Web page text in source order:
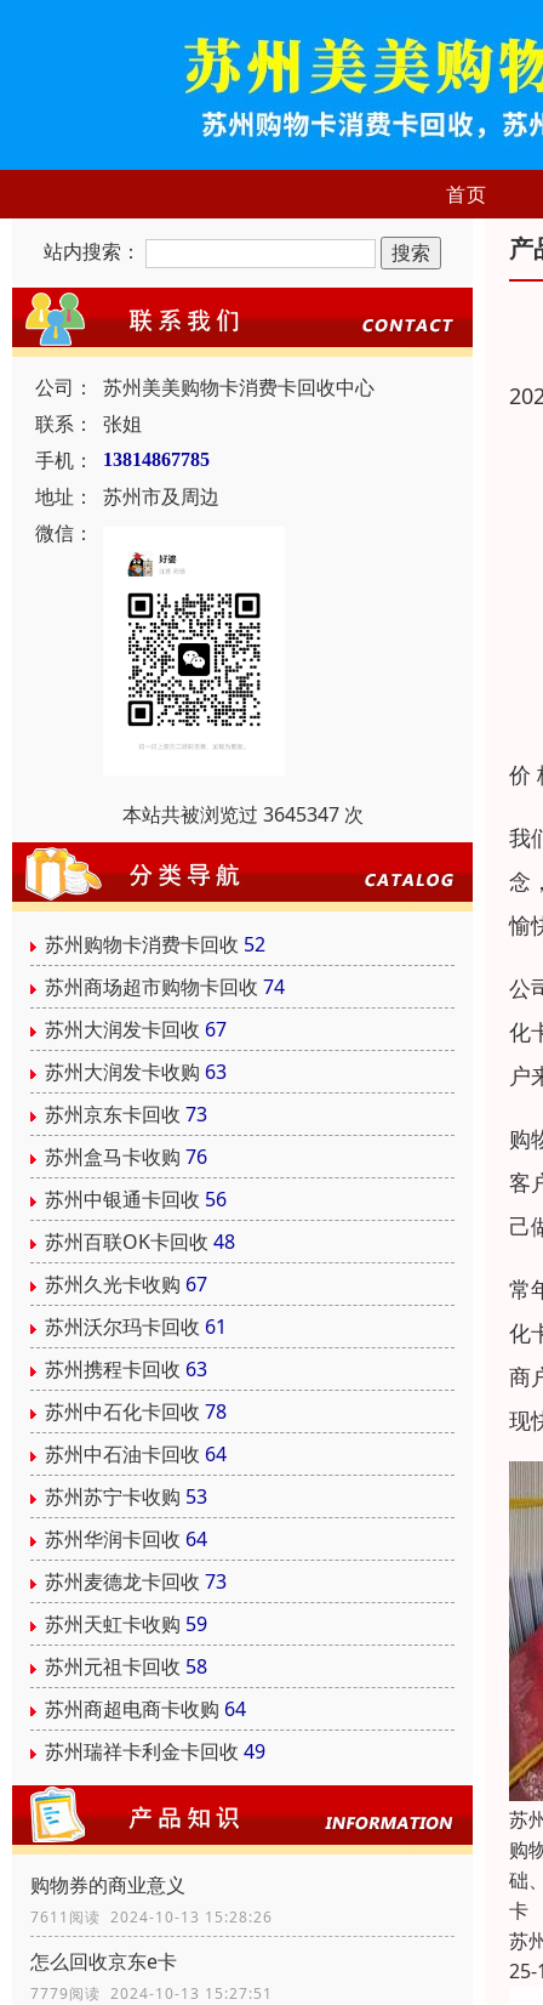
首页
站内搜索：
公司：
苏州美美购物卡消费卡回收中心
联系：
张姐
手机：
13814867785
地址：
苏州市及周边
微信：
本站共被浏览过 3645347 次
苏州购物卡消费卡回收 52
苏州商场超市购物卡回收 74
苏州大润发卡回收 67
苏州大润发卡收购 63
苏州京东卡回收 73
苏州盒马卡收购 76
苏州中银通卡回收 56
苏州百联OK卡回收 48
苏州久光卡收购 67
苏州沃尔玛卡回收 61
苏州携程卡回收 63
苏州中石化卡回收 78
苏州中石油卡回收 64
苏州苏宁卡收购 53
苏州华润卡回收 64
苏州麦德龙卡回收 73
苏州天虹卡收购 59
苏州元祖卡回收 58
苏州商超电商卡收购 64
苏州瑞祥卡利金卡回收 49
购物券的商业意义
7611阅读 2024-10-13 15:28:26
怎么回收京东e卡
7779阅读 2024-10-13 15:27:51
产
价
我
念
愉
公
化
户
购
客
己
常
化
商
现
苏
购
础
卡
苏
25-